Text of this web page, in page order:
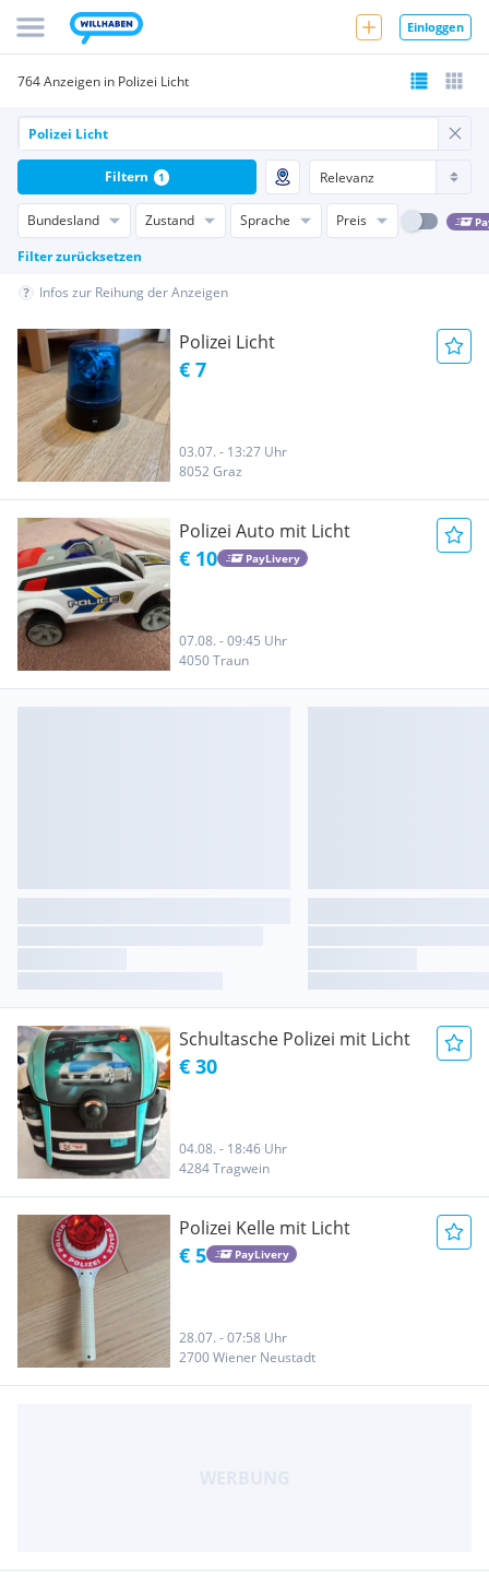
Einloggen
764 Anzeigen in Polizei Licht
Bundesland Zustand Sprache Preis
Filter zurücksetzen
Filtern 1
Infos zur Reihung der Anzeigen
Polizei Licht
€ 7
03.07. - 13:27 Uhr
8052 Graz
Polizei Auto mit Licht
€ 10 PayLivery
07.08. - 09:45 Uhr
4050 Traun
Schultasche Polizei mit Licht
€ 30
04.08. - 18:46 Uhr
4284 Tragwein
Polizei Kelle mit Licht
€ 5 PayLivery
28.07. - 07:58 Uhr
2700 Wiener Neustadt